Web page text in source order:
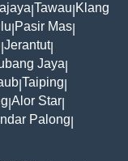
Tawau Klang
Pasir Mas
Jerantut|
Jaya
Taiping
Alor Star
Palong